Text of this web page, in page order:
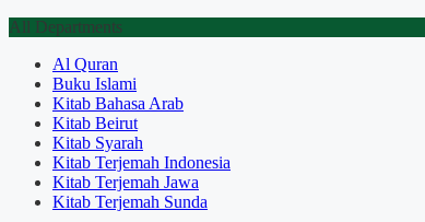
All Departments
Al Quran
Buku Islami
Kitab Bahasa Arab
Kitab Beirut
Kitab Syarah
Kitab Terjemah Indonesia
Kitab Terjemah Jawa
Kitab Terjemah Sunda